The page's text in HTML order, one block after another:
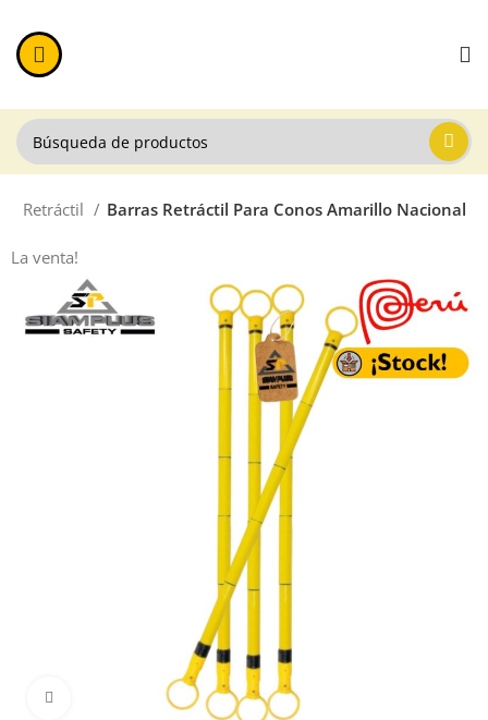
Retráctil Barras Retráctil Para Conos Amarillo Nacional
La venta!
Haga Click para agrandar